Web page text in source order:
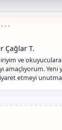
ve
amaçlıyorum. Yeni
etmeyi